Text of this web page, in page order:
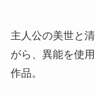
主人公の美世と
がら、異能を使
作品。